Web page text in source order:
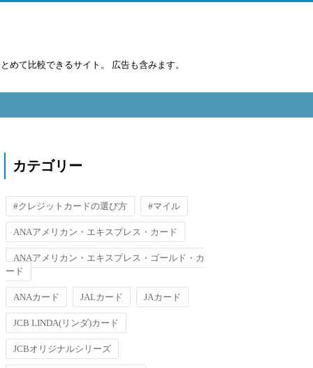
て比較できるサイト。 広告も含みます。
カテゴリー
#クレジットカードの選び方 #マイル
ANAアメリカン・エキスプレス・カード
ANAアメリカン・エキスプレス・ゴールド・カ
ード
ANAカード JALカード JAカード
JCB LINDA(リンダ)カード
JCBオリジナルシリーズ